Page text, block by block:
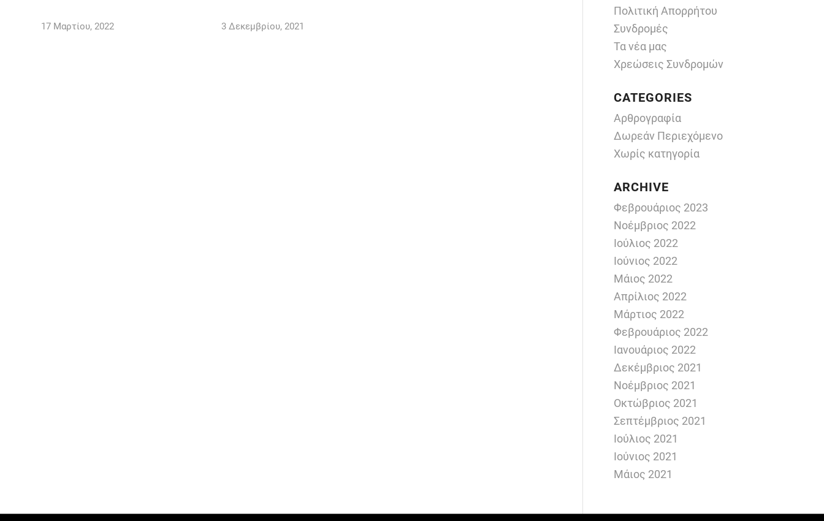
17 Μαρτίου, 2022 3 Δεκεμβρίου, 2021
Πολιτική Απορρήτου
Συνδρομές
Τα νέα μας
Χρεώσεις Συνδρομών
CATEGORIES
Αρθρογραφία
Δωρεάν Περιεχόμενο
Χωρίς κατηγορία
ARCHIVE
Φεβρουάριος 2023
Νοέμβριος 2022
Ιούλιος 2022
Ιούνιος 2022
Μάιος 2022
Απρίλιος 2022
Μάρτιος 2022
Φεβρουάριος 2022
Ιανουάριος 2022
Δεκέμβριος 2021
Νοέμβριος 2021
Οκτώβριος 2021
Σεπτέμβριος 2021
Ιούλιος 2021
Ιούνιος 2021
Μάιος 2021